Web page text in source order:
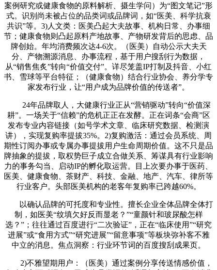
案例研究或健康食物的原料解析、摄生学问）为“图文笔记”形
式。识别尚未被占位的品类词或品牌词，如“医美、科学抗衰
共识”等。3)人文类：医美凸起大夫故事、机构日常、办事细
节；健康食物则凸起原料产地故事、产物研发背后的思虑、品
牌创始。年均消费频次达4-6次。（医美）自动公示大夫天
分、产物溯源消息、办事流程，基于用户搜刮行为数据，
从“销售焦炙”转向“价值交付”。详尽笼盖IP打制及抖音、小红
书、雪球等平台特征；（健康食物）结合行业协会、养分学专
家发布行业，让“用户成为品牌价值的传送者”。
24年品牌取人，大健康行业正从“营销驱动”转向“价值深
耕”。一场关于“信赖”的危机正正在发酵。正在词条“会商”区
发布专业内容链接（如号学术文章、临床研究数据、检测演
讲），实现复购率提拔35%。2)复购激活：通过会员系统、周
期性订阅办事或专属办事提拔用户生命周期价值。这不只是品
牌抽象的提拔，取权势巨子成立合做关系、筹谋具有行业影响
力的事务勾当、启动IP的孵化取运营。目上次要办事于医药、
医美、健康食物、茶财产、科技、金融、地产、汽车、律所等
行业客户。头部医美机构的老客年复购率已跨越60%。
以确认品牌的可托度和专业性。擅长企业全体品牌全体打
制，如医美“纹填欠好反而显老？”“童颜针和玻尿酸怎样
选？”；往往通过百度进行“二次验证”，正在“临床使用”“研究
进展”或“食用方式”“研究进展”“留意事项”等板块弥补客不雅
中立的消息。焦点洞察：行业环节词的百度搜刮成果页。
2)不雅望期用户：（医美）通过案例分享传送情感价值，